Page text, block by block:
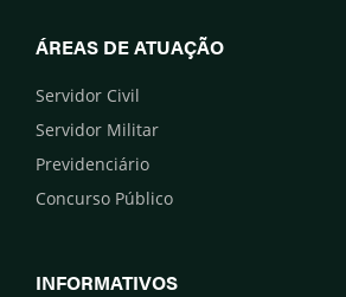
ÁREAS DE ATUAÇÃO
Servidor Civil
Servidor Militar
Previdenciário
Concurso Público
INFORMATIVOS